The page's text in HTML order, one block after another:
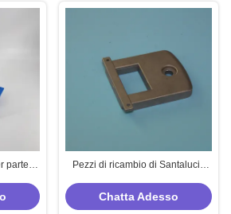
parte
Pezzi di ricambio di Santalucia
Material
Chatta Adesso